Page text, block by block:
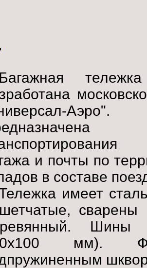
Багажная
Аэро".
и почты по
в составе
имеет
Шины
мм).